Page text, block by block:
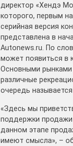
директор «Хендэ
которого, первым
серийная версия
представлена в
Autonews.ru. По
может появиться в
Основными
различные
очередь
«Здесь мы
поддержки продажи
данном этапе
имеют смысла», –